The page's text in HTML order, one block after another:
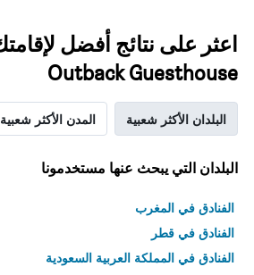
Outback Guesthouse
البلدان الأكثر شعبية المدن الأكثر شعبية
البلدان التي يبحث عنها مستخدمونا
الفنادق في المغرب
الفنادق في قطر
الفنادق في المملكة العربية السعودية